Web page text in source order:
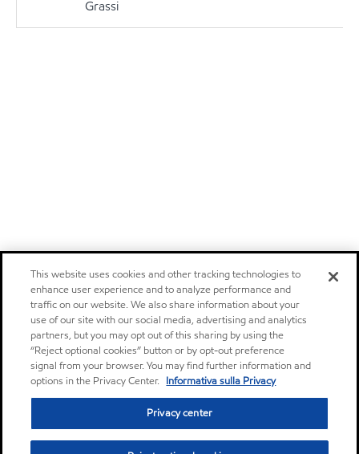
Grassi
This website uses cookies and other tracking technologies to
enhance user experience and to analyze performance and
traffic on our website. We also share information about your
use of our site with our social media, advertising and analytics
partners, but you may opt out of this sharing by using the
“Reject optional cookies” button or by opt-out preference
signal from your browser. You may find further information and
options in the Privacy Center. Informativa sulla Privacy
Privacy center